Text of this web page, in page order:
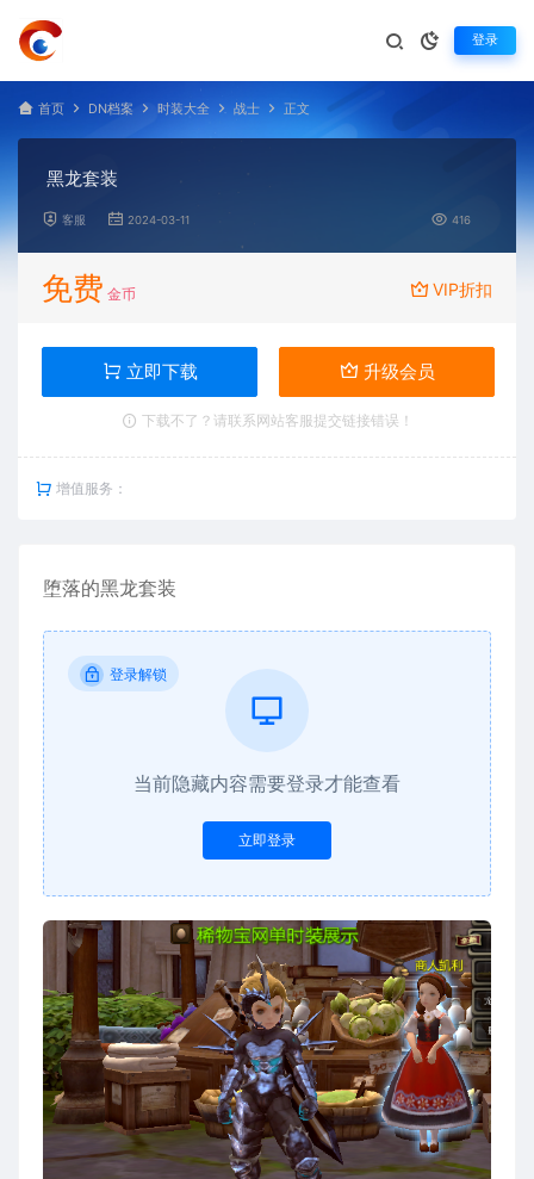
登录
首页 DN档案 时装大全 战士 正文
黑龙套装
客服 2024-03-11 416
免费 金币 VIP折扣
立即下载 升级会员
下载不了？请联系网站客服提交链接错误！
增值服务：
堕落的黑龙套装
登录解锁
当前隐藏内容需要登录才能查看
立即登录